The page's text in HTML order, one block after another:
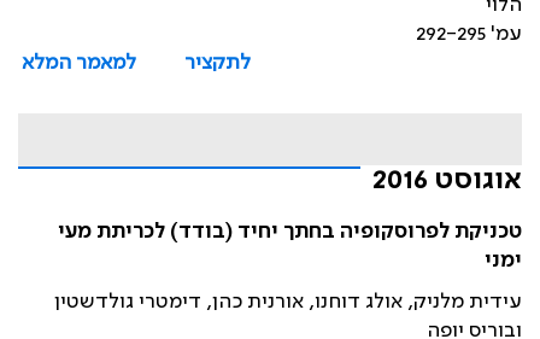
הלוי
עמ' 292-295
לתקציר
למאמר המלא
אוגוסט 2016
טכניקת לפרוסקופיה בחתך יחיד (בודד) לכריתת מעי
ימני
עידית מלניק, אולג דוחנו, אורנית כהן, דימטרי גולדשטין
ובוריס יופה